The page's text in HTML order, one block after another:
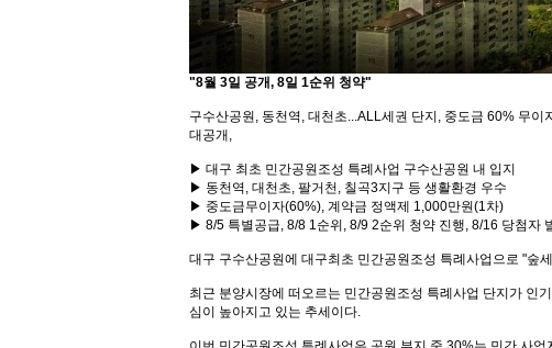
"8월 3일 공개, 8일 1순위 청약"
구수산공원, 동천역, 대천초...ALL세권 단지, 중도금 60% 무이
대공개,
▶ 대구 최초 민간공원조성 특례사업 구수산공원 내 입지
▶ 동천역, 대천초, 팔거천, 칠곡3지구 등 생활환경 우수
▶ 중도금무이자(60%), 계약금 정액제 1,000만원(1차)
▶ 8/5 특별공급, 8/8 1순위, 8/9 2순위 청약 진행, 8/16 당첨자
대구 구수산공원에 대구최초 민간공원조성 특례사업으로 "숲
최근 분양시장에 떠오르는 민간공원조성 특례사업 단지가 인
심이 높아지고 있는 추세이다.